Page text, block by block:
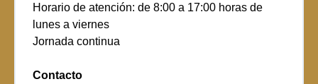
Horario de atención: de 8:00 a 17:00 horas de
lunes a viernes
Jornada continua
Contacto